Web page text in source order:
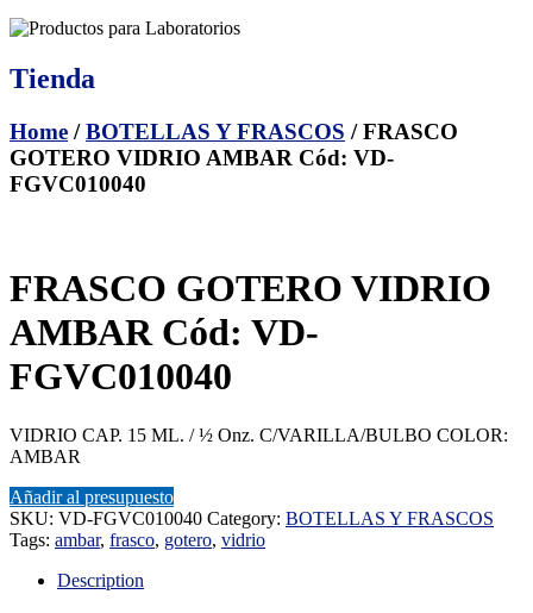
Tienda
Home /BOTELLAS Y FRASCOS / FRASCO
GOTERO VIDRIO AMBAR Cód: VD-
FGVC010040
FRASCO GOTERO VIDRIO
AMBAR Cód: VD-
FGVC010040
VIDRIO CAP. 15 ML. / ½ Onz. C/VARILLA/BULBO COLOR:
AMBAR
Añadir al presupuesto
SKU: VD-FGVC010040 Category: BOTELLAS Y FRASCOS
Tags: ambar, frasco, gotero, vidrio
Description